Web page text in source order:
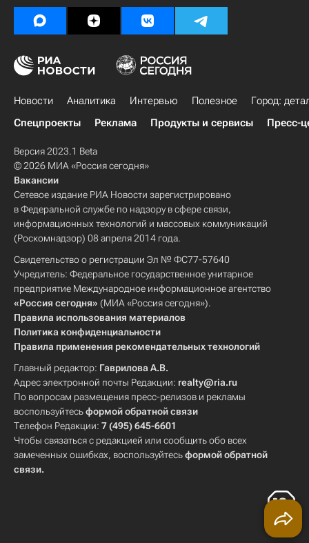
Новости Аналитика Интервью Полезное
Город:
Спецпроекты
Реклама Продукты и сервисы Пресс-
Версия 2023.1 Beta
© 2026 МИА «Россия сегодня»
Вакансии
Сетевое издание РИА Новости зарегистрировано
в Федеральной службе по надзору в сфере связи,
информационных технологий и массовых коммуникаций
(Роскомнадзор) 08 апреля 2014 года.
Свидетельство о регистрации Эл № ФС77-57640
Учредитель: Федеральное государственное унитарное
предприятие Международное информационное агентство
«Россия сегодня» (МИА «Россия сегодня»).
Правила использования материалов
Политика конфиденциальности
Правила применения рекомендательных технологий
Главный редактор: Гаврилова А.В.
Адрес электронной почты Редакции: realty@ria.ru
По вопросам размещения пресс-релизов и рекламы
воспользуйтесьформой обратной связи
Телефон Редакции: 7 (495) 645-6601
Чтобы связаться с редакцией или сообщить обо всех
замеченных ошибках, воспользуйтесьформой обратной
связи.